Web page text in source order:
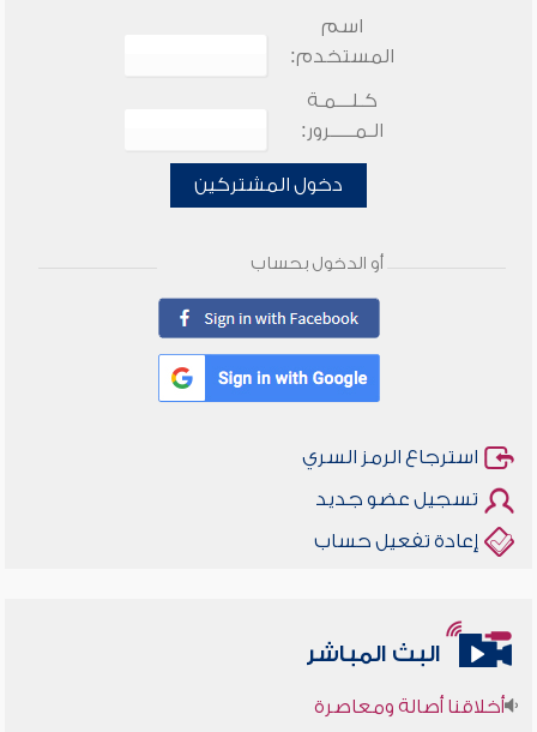
اسم
المستخدم:
كـلـــمـة
الـمـــــرور:
دخول المشتركين
أو الدخول بحساب
استرجاع الرمز السري
تسجيل عضو جديد
إعادة تفعيل حساب
البث المباشر